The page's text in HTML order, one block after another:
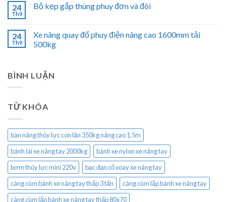
24
Th9
Bộ kẹp gắp thùng phuy đơn và đôi
24
Th9
Xe nâng quay đổ phuy điện nâng cao 1600mm tải
500kg
BÌNH LUẬN
TỪ KHÓA
bàn nâng thủy lực con lăn 350kg nâng cao 1.5m
bánh lái xe nâng tay 2000kg
bánh xe nylon xe nâng tay
bơm thủy lực mini 220v
bạc đạn cổ xoay xe nâng tay
càng cùm bánh xe nâng tay thấp 3 tấn
càng cùm lắp bánh xe nâng tay
càng cùm lắp bánh xe nâng tay thấp 80x70